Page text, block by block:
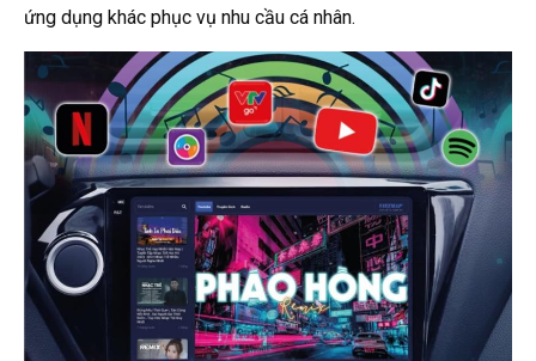
ứng dụng khác phục vụ nhu cầu cá nhân.